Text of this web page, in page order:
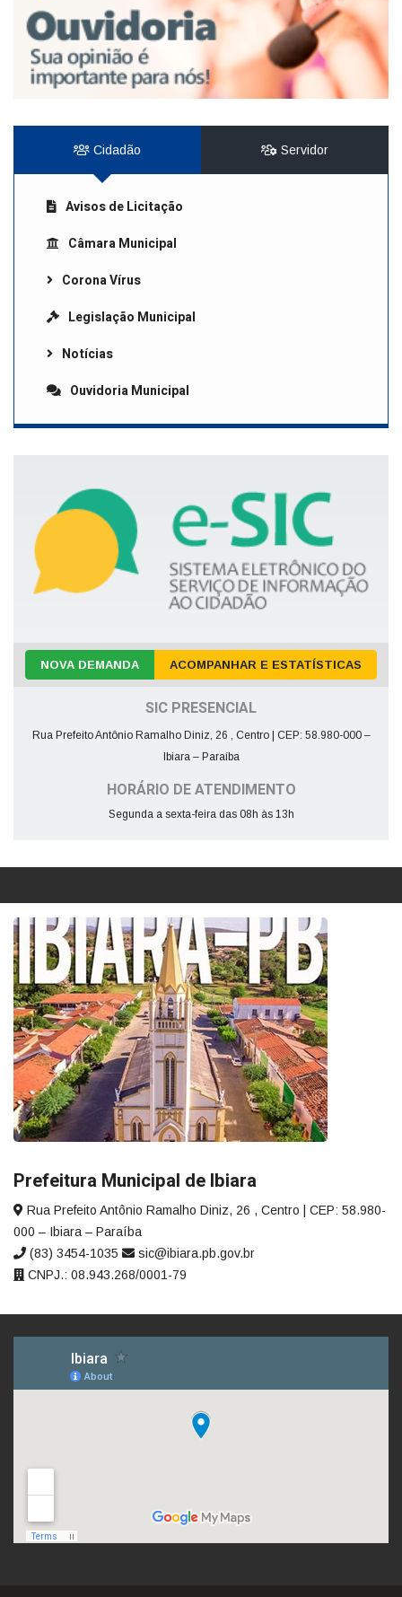
Cidadão Servidor
Avisos de Licitação
Câmara Municipal
Corona Vírus
Legislação Municipal
Notícias
Ouvidoria Municipal
NOVA DEMANDA ACOMPANHAR E ESTATÍSTICAS
SIC PRESENCIAL
Rua Prefeito Antônio Ramalho Diniz, 26 , Centro | CEP: 58.980-000 –
Ibiara – Paraíba
HORÁRIO DE ATENDIMENTO
Segunda a sexta-feira das 08h às 13h
Prefeitura Municipal de Ibiara
Rua Prefeito Antônio Ramalho Diniz, 26 , Centro | CEP: 58.980-
000 – Ibiara – Paraíba
(83) 3454-1035
sic@ibiara.pb.gov.br
CNPJ.: 08.943.268/0001-79